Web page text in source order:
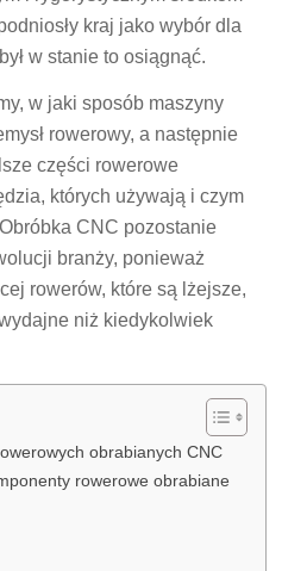
kraj jako wybór dla
w stanie to osiągnąć.
w jaki sposób maszyny
rowerowy, a następnie
części rowerowe
których używają i czym
CNC pozostanie
branży, ponieważ
rowerów, które są lżejsze,
niż kiedykolwiek
obrabianych CNC
rowerowe obrabiane